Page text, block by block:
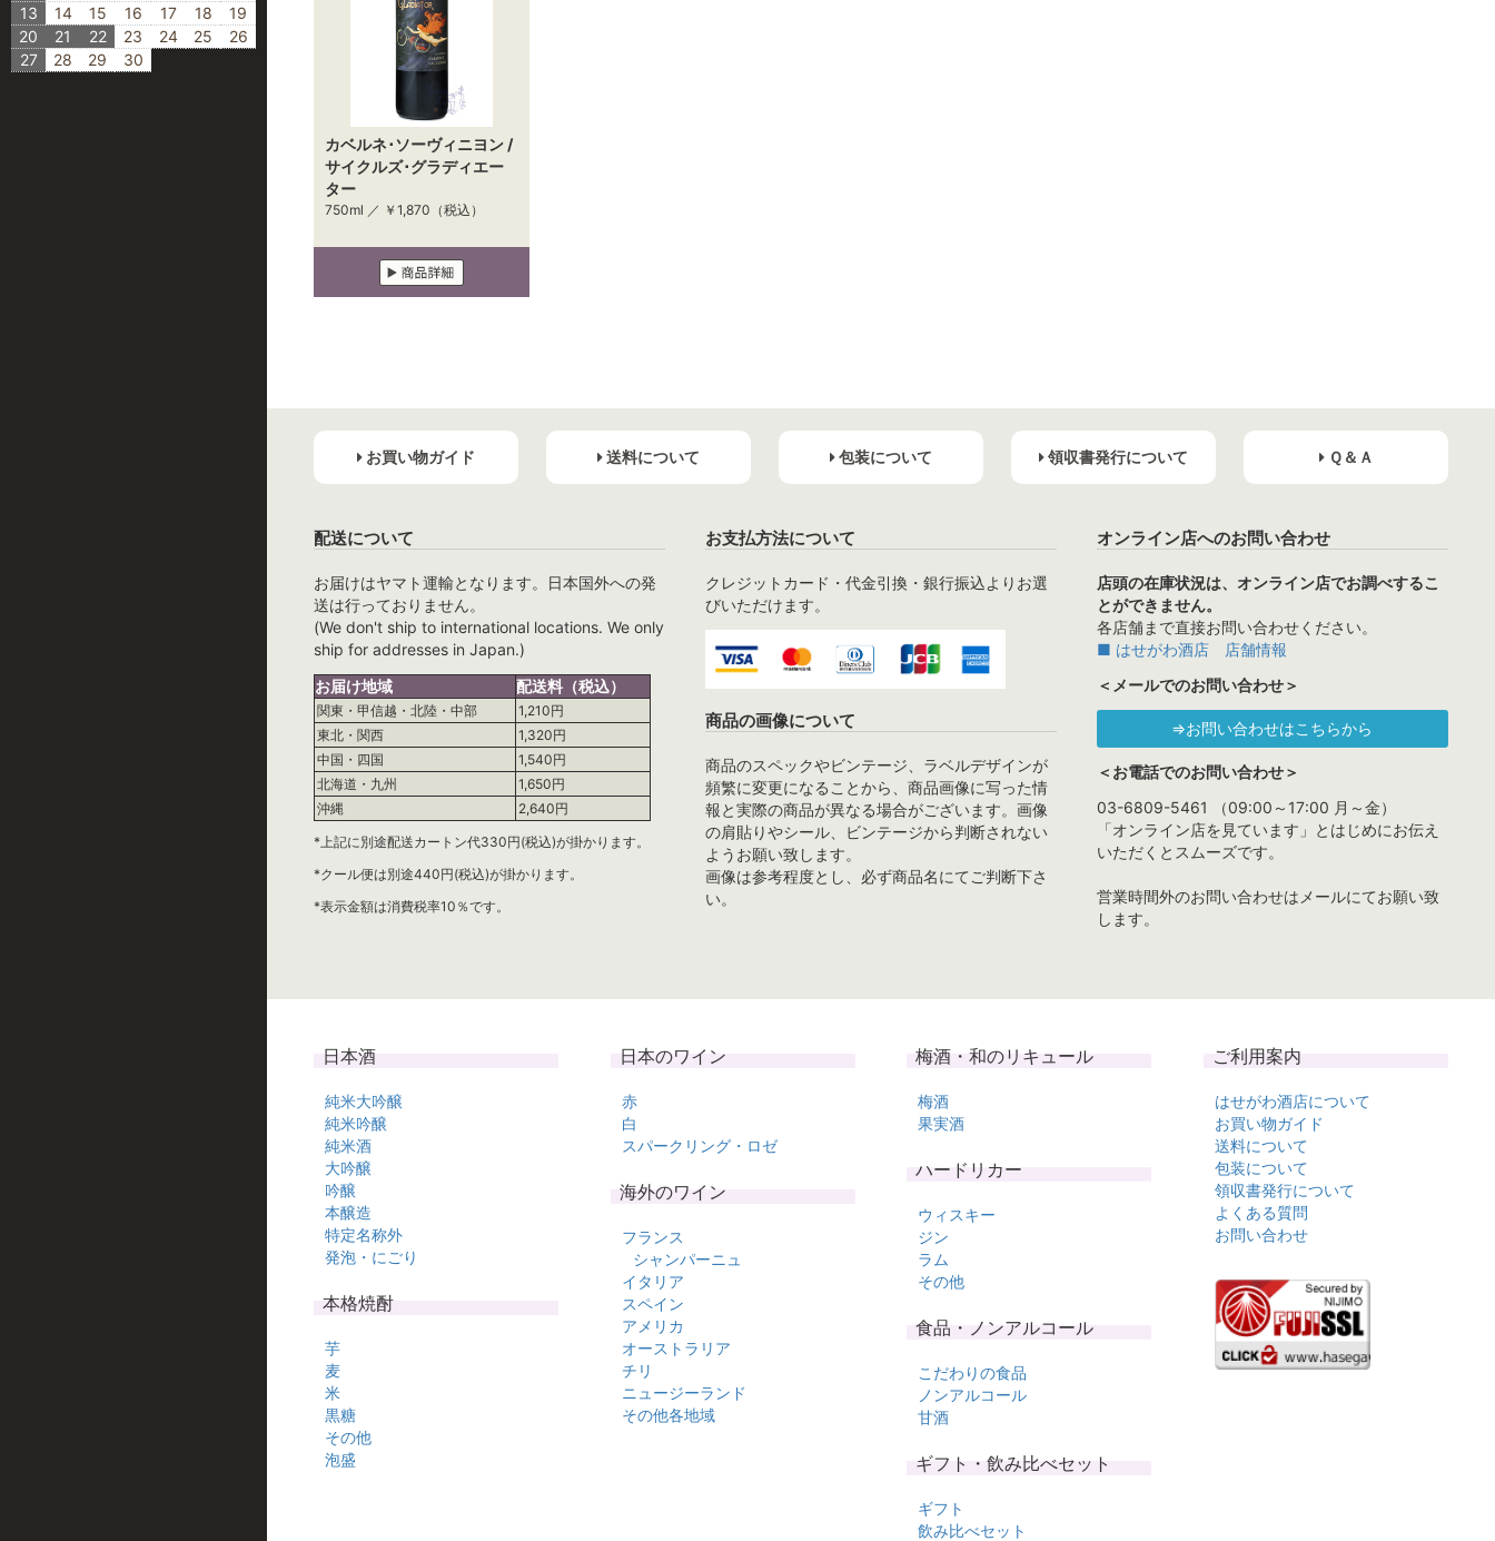
13
14 15 16 17 18
19
20
21 22 23 24 25
26
27
28 29 30
カベルネ･ソーヴィニヨン /
サイクルズ･グラディエー
ター
750ml ／ ￥1,870 （税込）
お買い物ガイド 送料について 包装について 領収書発行について Ｑ＆Ａ
配送について
お届けはヤマト運輸となります。日本国外への発
送は行っておりません。
(We don't ship to international locations. We only
ship for addresses in Japan.)
お届け地域
配送料（税込）
関東・甲信越・北陸・中部
1,210円
東北・関西
1,320円
中国・四国
1,540円
北海道・九州
1,650円
沖縄
2,640円
*上記に別途配送カートン代330円(税込)が掛かります。
*クール便は別途440円(税込)が掛かります。
*表示金額は消費税率10％です。
お支払方法について
クレジットカード・代金引換・銀行振込よりお選
びいただけます。
商品の画像について
商品のスペックやビンテージ、ラベルデザインが
頻繁に変更になることから、商品画像に写った情
報と実際の商品が異なる場合がございます。画像
の肩貼りやシール、ビンテージから判断されない
ようお願い致します。
画像は参考程度とし、必ず商品名にてご判断下さ
い。
オンライン店へのお問い合わせ
店頭の在庫状況は、オンライン店でお調べするこ
とができません。
各店舗まで直接お問い合わせください。
■ はせがわ酒店 店舗情報
＜メールでのお問い合わせ＞
⇒お問い合わせはこちらから
＜お電話でのお問い合わせ＞
03-6809-5461 （09:00～17:00 月～金）
「オンライン店を見ています」とはじめにお伝え
いただくとスムーズです。
営業時間外のお問い合わせはメールにてお願い致
します。
日本酒
純米大吟醸
純米吟醸
純米酒
大吟醸
吟醸
本醸造
特定名称外
発泡・にごり
本格焼酎
芋
麦
米
黒糖
その他
泡盛
日本のワイン
赤
白
スパークリング・ロゼ
海外のワイン
フランス
シャンパーニュ
イタリア
スペイン
アメリカ
オーストラリア
チリ
ニュージーランド
その他各地域
梅酒・和のリキュール
梅酒
果実酒
ハードリカー
ウィスキー
ジン
ラム
その他
食品・ノンアルコール
こだわりの食品
ノンアルコール
甘酒
ギフト・飲み比べセット
ギフト
飲み比べセット
ご利用案内
はせがわ酒店について
お買い物ガイド
送料について
包装について
領収書発行について
よくある質問
お問い合わせ